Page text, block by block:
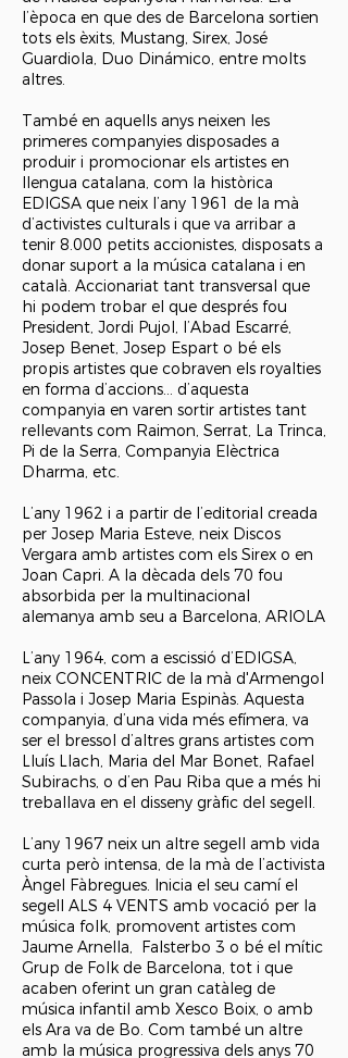
l’època en que des de Barcelona sortien
tots els èxits, Mustang, Sirex, José
Guardiola, Duo Dinámico, entre molts
altres.
També en aquells anys neixen les
primeres companyies disposades a
produir i promocionar els artistes en
llengua catalana, com la històrica
EDIGSA que neix l’any 1961 de la mà
d’activistes culturals i que va arribar a
tenir 8.000 petits accionistes, disposats a
donar suport a la música catalana i en
català. Accionariat tant transversal que
hi podem trobar el que després fou
President, Jordi Pujol, l’Abad Escarré,
Josep Benet, Josep Espart o bé els
propis artistes que cobraven els royalties
en forma d’accions... d’aquesta
companyia en varen sortir artistes tant
rellevants com Raimon, Serrat, La Trinca,
Pi de la Serra, Companyia Elèctrica
Dharma, etc.
L’any 1962 i a partir de l’editorial creada
per Josep Maria Esteve, neix Discos
Vergara amb artistes com els Sirex o en
Joan Capri. A la dècada dels 70 fou
absorbida per la multinacional
alemanya amb seu a Barcelona, ARIOLA
L’any 1964, com a escissió d’EDIGSA,
neix CONCENTRIC de la mà d'Armengol
Passola i Josep Maria Espinàs. Aquesta
companyia, d’una vida més efímera, va
ser el bressol d’altres grans artistes com
Lluís Llach, Maria del Mar Bonet, Rafael
Subirachs, o d’en Pau Riba que a més hi
treballava en el disseny gràfic del segell.
L’any 1967 neix un altre segell amb vida
curta però intensa, de la mà de l’activista
Àngel Fàbregues. Inicia el seu camí el
segell ALS 4 VENTS amb vocació per la
música folk, promovent artistes com
Jaume Arnella, Falsterbo 3 o bé el mític
Grup de Folk de Barcelona, tot i que
acaben oferint un gran catàleg de
música infantil amb Xesco Boix, o amb
els Ara va de Bo. Com també un altre
amb la música progressiva dels anys 70